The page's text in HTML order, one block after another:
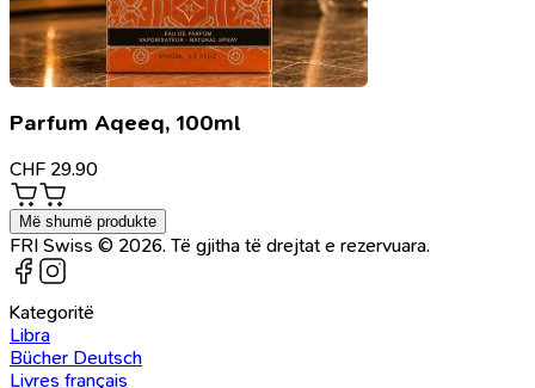
Parfum Aqeeq, 100ml
CHF 29.90
Më shumë produkte
FRI Swiss © 2026. Të gjitha të drejtat e rezervuara.
Kategoritë
Libra
Bücher Deutsch
Livres français